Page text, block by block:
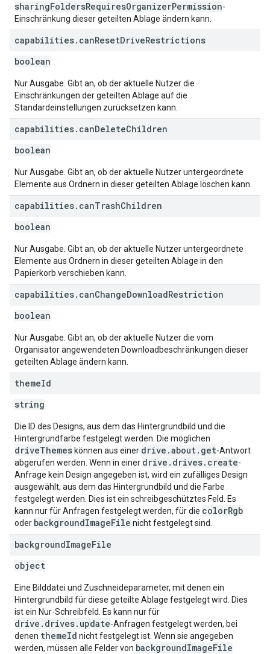
sharingFoldersRequiresOrganizerPermission-
Einschränkung dieser geteilten Ablage ändern kann.
capabilities. canResetDriveRestrictions
boolean
Nur Ausgabe. Gibt an, ob der aktuelle Nutzer die
Einschränkungen der geteilten Ablage auf die
Standardeinstellungen zurücksetzen kann.
capabilities. canDeleteChildren
boolean
Nur Ausgabe. Gibt an, ob der aktuelle Nutzer untergeordnete
Elemente aus Ordnern in dieser geteilten Ablage löschen kann.
capabilities. canTrashChildren
boolean
Nur Ausgabe. Gibt an, ob der aktuelle Nutzer untergeordnete
Elemente aus Ordnern in dieser geteilten Ablage in den
Papierkorb verschieben kann.
capabilities. canChangeDownloadRestriction
boolean
Nur Ausgabe. Gibt an, ob der aktuelle Nutzer die vom
Organisator angewendeten Downloadbeschränkungen dieser
geteilten Ablage ändern kann.
themeId
string
Die ID des Designs, aus dem das Hintergrundbild und die
Hintergrundfarbe festgelegt werden. Die möglichen
driveThemes können aus einer drive.about.get-Antwort
abgerufen werden. Wenn in einer drive.drives.create-
Anfrage kein Design angegeben ist, wird ein zufälliges Design
ausgewählt, aus dem das Hintergrundbild und die Farbe
festgelegt werden. Dies ist ein schreibgeschütztes Feld. Es
kann nur für Anfragen festgelegt werden, für die colorRgb
oder backgroundImageFile nicht festgelegt sind.
backgroundImageFile
object
Eine Bilddatei und Zuschneideparameter, mit denen ein
Hintergrundbild für diese geteilte Ablage festgelegt wird. Dies
ist ein Nur-Schreibfeld. Es kann nur für
drive.drives.update-Anfragen festgelegt werden, bei
denen themeId nicht festgelegt ist. Wenn sie angegeben
werden, müssen alle Felder von backgroundImageFile